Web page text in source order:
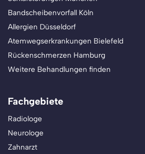
Bandscheibenvorfall Köln
Allergien Düsseldorf
Atemwegserkrankungen Bielefeld
Rückenschmerzen Hamburg
Weitere Behandlungen finden
Fachgebiete
Radiologe
Neurologe
Zahnarzt